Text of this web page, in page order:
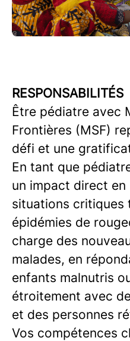
RESPONSABILITÉS
Être pédiatre avec
Frontières (MSF)
défi et une
En tant que
un impact direct en
situations critiques
épidémies de
charge des
malades, en
enfants malnutris
étroitement avec
et des personnes
Vos compétences